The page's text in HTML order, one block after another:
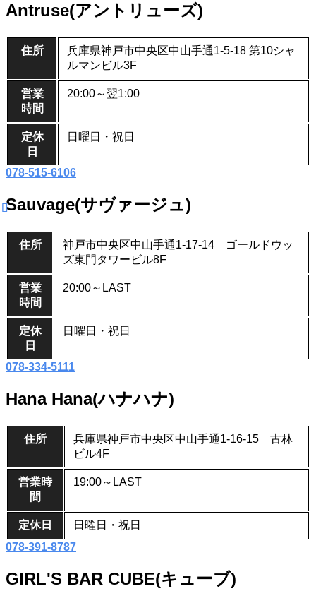
Antruse(アントリューズ)
住所
兵庫県神戸市中央区中山手通1-5-18 第10シャ
ルマンビル3F
営業
時間
20:00～翌1:00
定休
日
日曜日・祝日
078-515-6106
Sauvage(サヴァージュ)
住所
神戸市中央区中山手通1-17-14 ゴールドウッ
ズ東門タワービル8F
営業
時間
20:00～LAST
定休
日
日曜日・祝日
078-334-5111
Hana Hana(ハナハナ)
住所
兵庫県神戸市中央区中山手通1-16-15 古林
ビル4F
営業時
間
19:00～LAST
定休日
日曜日・祝日
078-391-8787
GIRL'S BAR CUBE(キューブ)